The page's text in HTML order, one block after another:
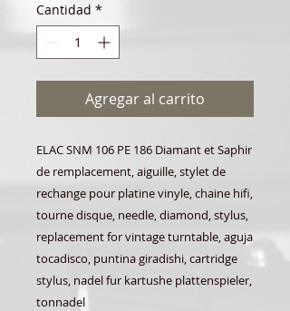
Cantidad *
Agregar al carrito
ELAC SNM 106 PE 186 Diamant et Saphir
de remplacement, aiguille, stylet de
rechange pour platine vinyle, chaine hifi,
tourne disque, needle, diamond, stylus,
replacement for vintage turntable, aguja
tocadisco, puntina giradishi, cartridge
stylus, nadel fur kartushe plattenspieler,
tonnadel